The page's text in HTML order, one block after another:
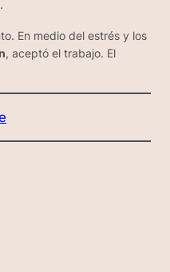
En medio del estrés y los
, aceptó el trabajo. El